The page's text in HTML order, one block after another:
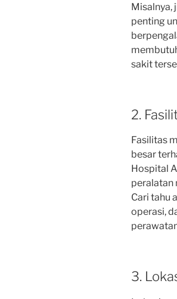
Misalnya,
penting
sakit
2.
Fasilitas
besar
Hospital
peralatan
Cari tahu
operasi,
3.